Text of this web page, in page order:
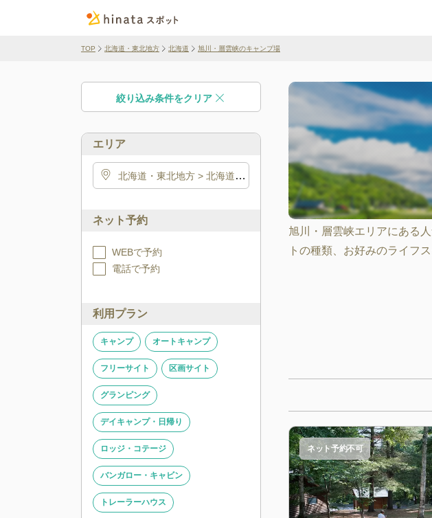
TOP 北海道・東北地方 北海道 旭川・層雲峡のキャンプ場
絞り込み条件をクリア
エリア
北海道・東北地方 > 北海道> 旭川・層雲峡
ネット予約
WEBで予約
電話で予約
利用プラン
キャンプ オートキャンプ
フリーサイト 区画サイト
グランピング
デイキャンプ・日帰り
ロッジ・コテージ
バンガロー・キャビン
トレーラーハウス
旭川・層雲峡エリアにある
トの種類、お好みのライフ
ネット予約不可